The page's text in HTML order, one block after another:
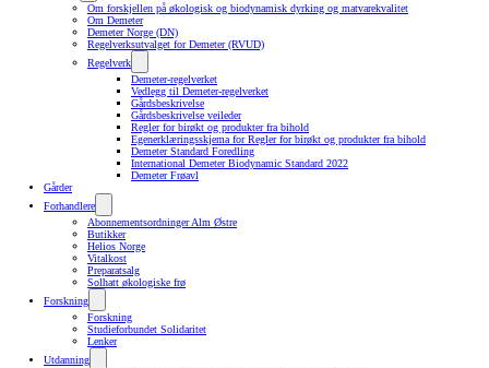
Om forskjellen på økologisk og biodynamisk dyrking og matvarekvalitet
Om Demeter
Demeter Norge (DN)
Regelverksutvalget for Demeter (RVUD)
Regelverk
Demeter-regelverket
Vedlegg til Demeter-regelverket
Gårdsbeskrivelse
Gårdsbeskrivelse veileder
Regler for birøkt og produkter fra bihold
Egenerklæringsskjema for Regler for birøkt og produkter fra bihold
Demeter Standard Foredling
International Demeter Biodynamic Standard 2022
Demeter Frøavl
Gårder
Forhandlere
Abonnementsordninger Alm Østre
Butikker
Helios Norge
Vitalkost
Preparatsalg
Solhatt økologiske frø
Forskning
Forskning
Studieforbundet Solidaritet
Lenker
Utdanning